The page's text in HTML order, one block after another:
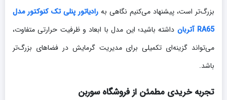
بزرگ‌تر است، پیشنهاد می‌کنیم نگاهی به رادیاتور پنلی تک کنوکتور مدل
RA65 آتربان
داشته باشید؛ این مدل با ابعاد و ظرفیت حرارتی متفاوت،
می‌تواند گزینه‌ای تکمیلی برای مدیریت گرمایش در فضاهای بزرگ‌تر
باشد.
تجربه خریدی مطمئن از فروشگاه سوربن